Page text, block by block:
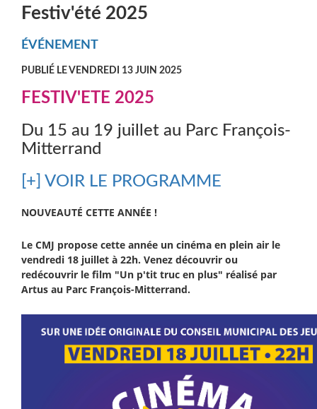
Festiv'été 2025
ÉVÉNEMENT
PUBLIÉ LE VENDREDI 13 JUIN 2025
FESTIV'ETE 2025
Du 15 au 19 juillet au Parc François-
Mitterrand
[+] VOIR LE PROGRAMME
NOUVEAUTÉ CETTE ANNÉE !
Le CMJ propose cette année un cinéma en plein air le
vendredi 18 juillet à 22h. Venez découvrir ou
redécouvrir le film "Un p'tit truc en plus" réalisé par
Artus au Parc François-Mitterrand.